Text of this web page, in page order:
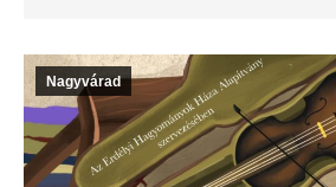
Nagyvárad